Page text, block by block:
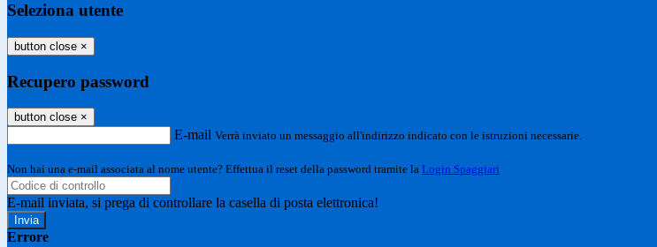
Seleziona utente
button close ×
Recupero password
button close ×
E-mail Verrà inviato un messaggio all'indirizzo indicato con le istruzioni necessarie.
Non hai una e-mail associata al nome utente? Effettua il reset della password tramite la Login Spaggiari
E-mail inviata, si prega di controllare la casella di posta elettronica!
Errore